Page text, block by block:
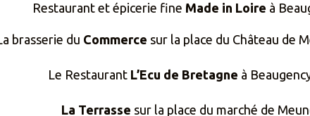
Restaurant et épicerie fine Made in Loire à
brasserie du Commerce sur la place du Château de
Le Restaurant L’Ecu de Bretagne à
La Terrasse sur la place du marché de